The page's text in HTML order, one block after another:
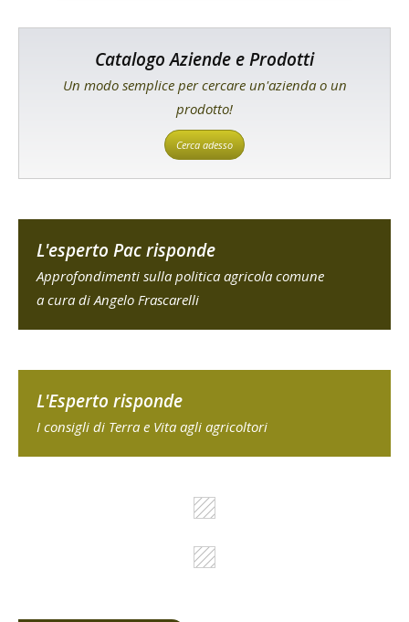
Catalogo Aziende e Prodotti
Un modo semplice per cercare un'azienda o un
prodotto!
Cerca adesso
L'esperto Pac risponde
Approfondimenti sulla politica agricola comune
a cura di Angelo Frascarelli
L'Esperto risponde
I consigli di Terra e Vita agli agricoltori